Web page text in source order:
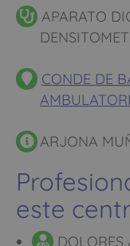
APARATO
CONDE DE
ARJONA
este